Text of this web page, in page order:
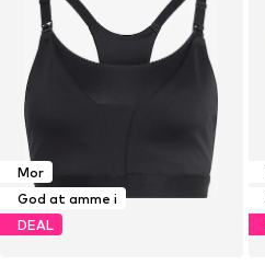
Mor
God at amme i
DEAL